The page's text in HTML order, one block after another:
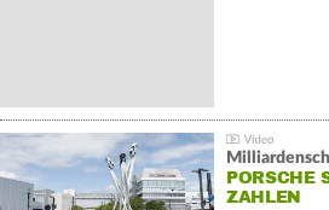
PORSCHE
ZAHLEN